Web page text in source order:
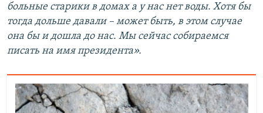
больные старики в домах а у нас нет воды. Хотя бы
тогда дольше давали – может быть, в этом случае
она бы и дошла до нас. Мы сейчас собираемся
писать на имя президента».